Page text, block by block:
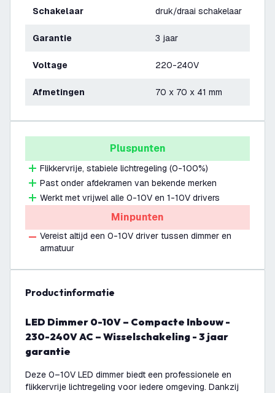
Schakelaar druk/draai schakelaar
Garantie 3 jaar
Voltage 220-240V
Afmetingen 70 x 70 x 41 mm
Pluspunten
Flikkervrije, stabiele lichtregeling (0-100%)
Past onder afdekramen van bekende merken
Werkt met vrijwel alle 0-10V en 1-10V drivers
Minpunten
Vereist altijd een 0-10V driver tussen dimmer en
armatuur
productinformatie
LED Dimmer 0-10V – Compacte Inbouw -
230-240V AC – Wisselschakeling - 3 jaar
garantie
Deze 0–10V LED dimmer biedt een professionele en
flikkervrije lichtregeling voor iedere omgeving. Dankzij